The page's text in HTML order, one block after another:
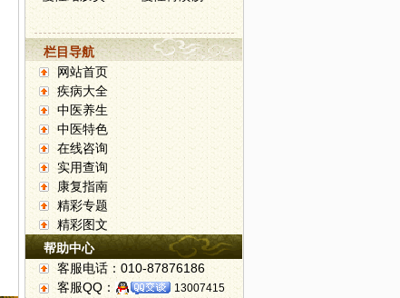
栏目导航
网站首页
疾病大全
中医养生
中医特色
在线咨询
实用查询
康复指南
精彩专题
精彩图文
帮助中心
客服电话：010-87876186
客服QQ：
13007415